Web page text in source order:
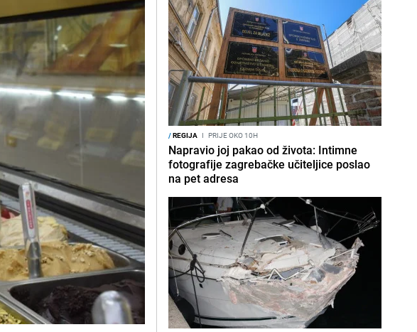
/REGIJA I PRIJE OKO 10H
Napravio joj pakao od života: Intimne
fotografije zagrebačke učiteljice poslao
na pet adresa